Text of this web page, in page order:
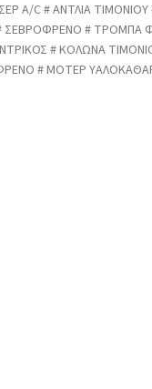
A/C # ΑΝΤΛΙΑ
ΣΕΒΡΟΦΡΕΝΟ # ΤΡΟΜΠΑ
# ΚΟΛΩΝΑ
# ΜΟΤΕΡ